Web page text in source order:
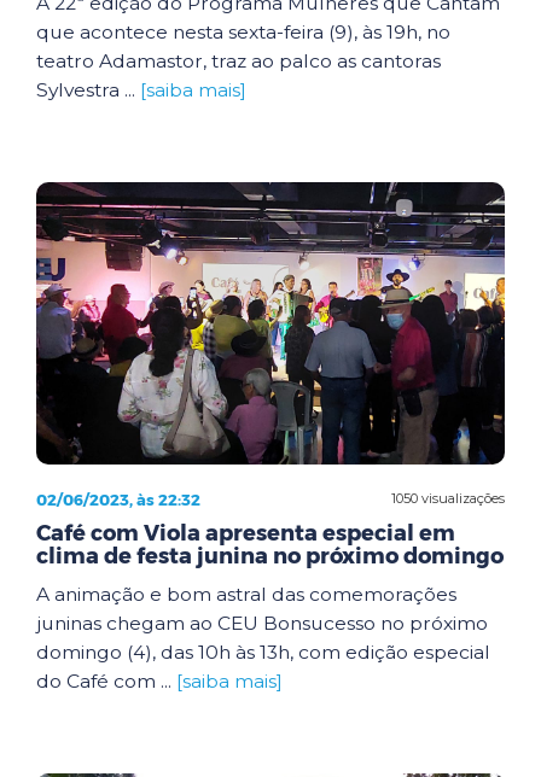
que acontece nesta sexta-feira (9), às 19h, no
teatro Adamastor, traz ao palco as cantoras
Sylvestra ... [saiba mais]
1050 visualizações
02/06/2023, às 22:32
Café com Viola apresenta especial em
clima de festa junina no próximo domingo
A animação e bom astral das comemorações
juninas chegam ao CEU Bonsucesso no próximo
domingo (4), das 10h às 13h, com edição especial
do Café com ... [saiba mais]